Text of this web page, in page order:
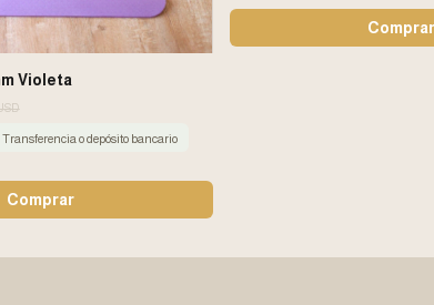
Violeta
Transferencia o depósito bancario